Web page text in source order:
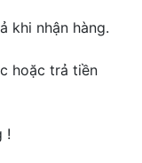
khi nhận hàng.
hoặc trả tiền
!